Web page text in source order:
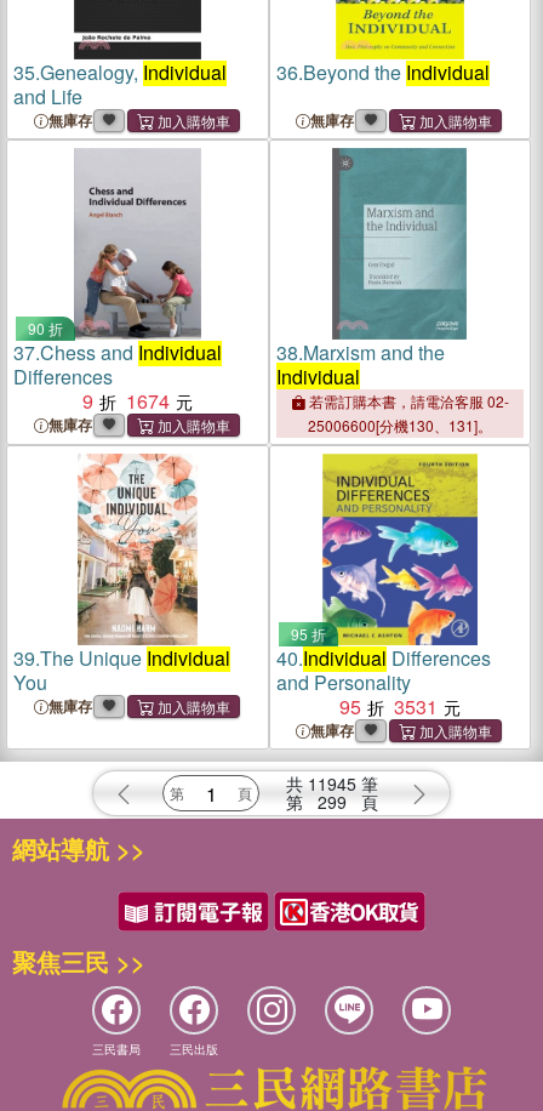
35.Genealogy, Individual
and Life
無庫存
36.Beyond the Individual
無庫存
90 折
37.Chess and Individual
Differences
9
1674
無庫存
38.Marxism and the
Individual
若需訂購本書，請電洽客服 02-
25006600[分機130、131]。
39.The Unique Individual
You
無庫存
95 折
40.Individual Differences
and Personality
95
3531
無庫存
共 11945 筆
第 299 頁
網站導航 >>
聚焦三民 >>
三民書局 三民出版